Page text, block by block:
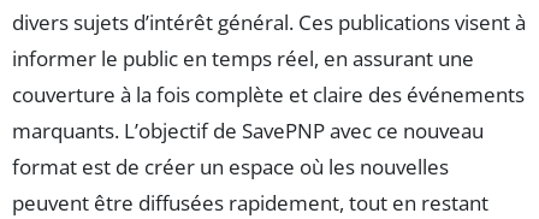
divers sujets d’intérêt général. Ces publications visent à
informer le public en temps réel, en assurant une
couverture à la fois complète et claire des événements
marquants. L’objectif de SavePNP avec ce nouveau
format est de créer un espace où les nouvelles
peuvent être diffusées rapidement, tout en restant